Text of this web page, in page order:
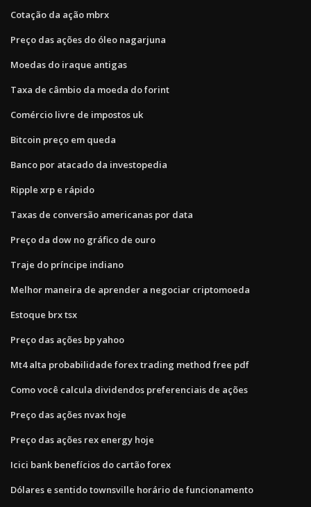
Cotação da ação mbrx
Preço das ações do óleo nagarjuna
Moedas do iraque antigas
Taxa de câmbio da moeda do forint
Comércio livre de impostos uk
Bitcoin preço em queda
Banco por atacado da investopedia
Ripple xrp e rápido
Taxas de conversão americanas por data
Preço da dow no gráfico de ouro
Traje do príncipe indiano
Melhor maneira de aprender a negociar criptomoeda
Estoque brx tsx
Preço das ações bp yahoo
Mt4 alta probabilidade forex trading method free pdf
Como você calcula dividendos preferenciais de ações
Preço das ações nvax hoje
Preço das ações rex energy hoje
Icici bank benefícios do cartão forex
Dólares e sentido townsville horário de funcionamento